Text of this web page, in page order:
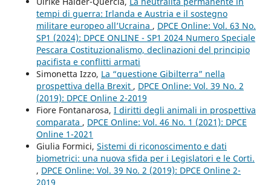
tempi di guerra: Irlanda e Austria e il sostegno
militare europeo all’Ucraina , DPCE Online: Vol. 63 No.
SP1 (2024): DPCE ONLINE - SP1 2024 Numero Speciale
Pescara Costituzionalismo, declinazioni del principio
pacifista e conflitti armati
Simonetta Izzo, La “questione Gibilterra” nella
prospettiva della Brexit , DPCE Online: Vol. 39 No. 2
(2019): DPCE Online 2-2019
Fiore Fontanarosa, I diritti degli animali in prospettiva
comparata , DPCE Online: Vol. 46 No. 1 (2021): DPCE
Online 1-2021
Giulia Formici, Sistemi di riconoscimento e dati
biometrici: una nuova sfida per i Legislatori e le Corti.
, DPCE Online: Vol. 39 No. 2 (2019): DPCE Online 2-
2019